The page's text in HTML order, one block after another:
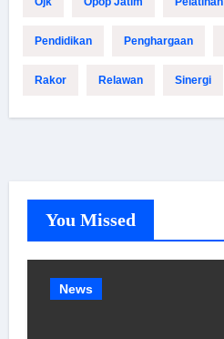
Pendidikan Penghargaan
Rakor Relawan Sinergi
You Missed
News